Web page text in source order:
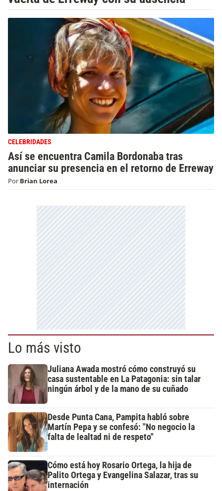
CELEBRIDADES
Así se encuentra Camila Bordonaba tras
anunciar su presencia en el retorno de Erreway
Por Brian Lorea
Lo más visto
Juliana Awada mostró cómo construyó su
casa sustentable en La Patagonia: sin talar
ningún árbol y de la mano de su cuñado
Desde Punta Cana, Pampita habló sobre
Martín Pepa y se confesó: "No negocio la
falta de lealtad ni de respeto"
Cómo está hoy Rosario Ortega, la hija de
Palito Ortega y Evangelina Salazar, tras su
internación